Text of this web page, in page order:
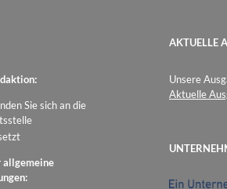
Sie sich an die
allgemeine
AKTUELLE
Unsere
Aktuelle